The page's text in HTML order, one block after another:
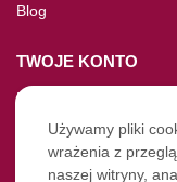
Blog
TWOJE KONTO
Moje konto
Nie pamiętasz hasła?
Twoje zamówienia
Używamy pliki
wrażenia z
naszej witryny,